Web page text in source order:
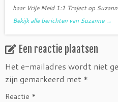
haar Vrije Meid 1:1 Traject op
Bekijk alle berichten van Suzanne →
Een reactie plaatsen
Het e-mailadres wordt niet
zijn gemarkeerd met *
Reactie *